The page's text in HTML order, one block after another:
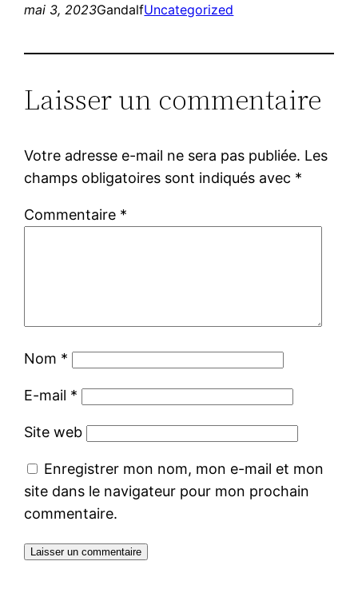
mai 3, 2023GandalfUncategorized
Laisser un commentaire
Votre adresse e-mail ne sera pas publiée. Les
champs obligatoires sont indiqués avec *
Commentaire *
Nom *
E-mail *
Site web
Enregistrer mon nom, mon e-mail et mon
site dans le navigateur pour mon prochain
commentaire.